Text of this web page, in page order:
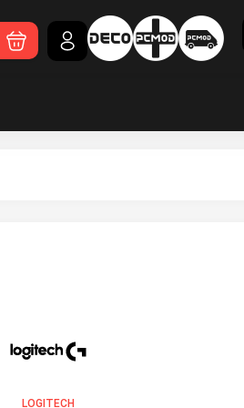
LOGITECH